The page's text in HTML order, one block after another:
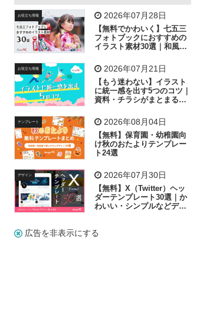
飛行機 グラフ ビル 魚 家族 書類
歩く 工場 会社 太陽 キラキラ
子供 作業員 相談 ピクトグラム
お役立ち情報 2026年07月28日
【無料でかわいく】七五三
フォトブックにおすすめの
イラスト素材30選｜和風の
お役立ち情報 2026年07月21日
【もう迷わない】イラスト
に統一感を出す5つのコツ｜
資料・チラシがまとまるフ
テンプレート 2026年08月04日
【無料】保育園・幼稚園向
け秋のおたよりテンプレー
ト24選
デザイン 2026年07月30日
【無料】X（Twitter）ヘッ
ダーテンプレート30選｜か
わいい・シンプルなどデザ
広告を非表示にする